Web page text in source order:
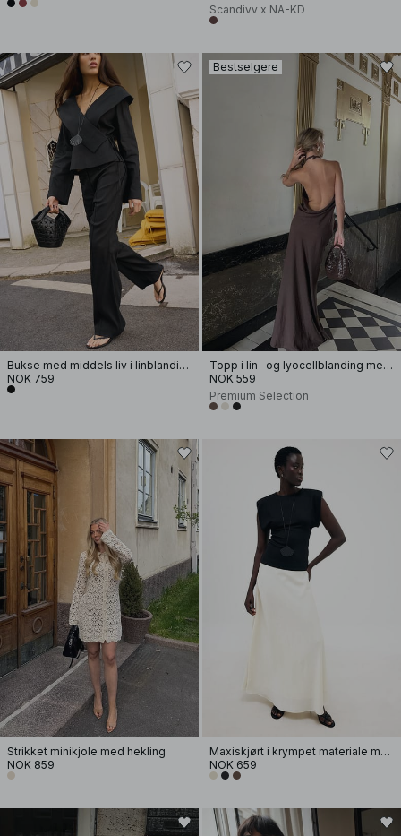
Scandivv x NA-KD
Bukse med middels liv i linblanding og med klokkeben
NOK 759
Bestselgere
Topp i lin- og lyocellblanding med halterneck
NOK 559
Premium Selection
Strikket minikjole med hekling
NOK 859
Maxiskjørt i krympet materiale med skrå snitt
NOK 659